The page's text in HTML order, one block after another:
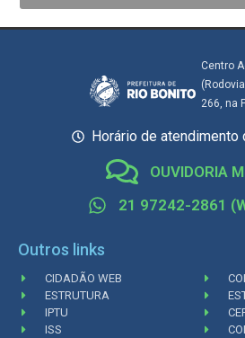
Centro
266, na
Horário de atendimento
OUVIDORIA
21 97242-2861
Outros links
CIDADÃO WEB
ESTRUTURA
IPTU
ISS